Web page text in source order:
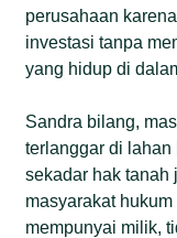
perusahaan
investasi tanpa
yang hidup di
Sandra bilang,
terlanggar di lahan
sekadar hak tanah
masyarakat
mempunyai milik,